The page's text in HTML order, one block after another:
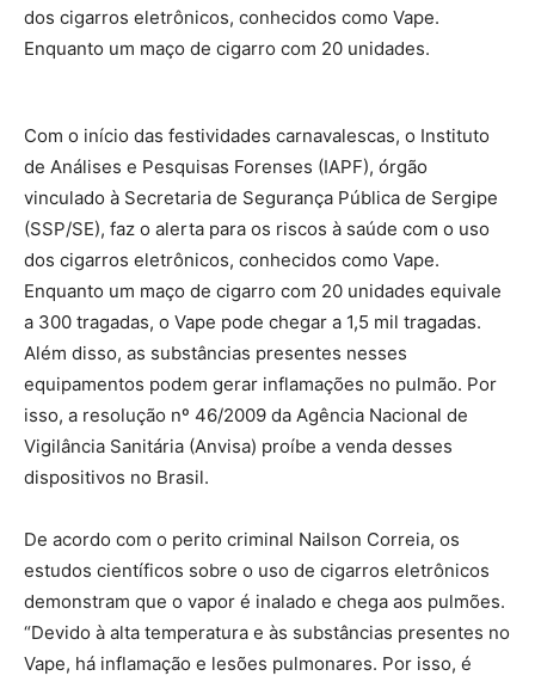
dos cigarros eletrônicos, conhecidos como Vape.
Enquanto um maço de cigarro com 20 unidades.
Com o início das festividades carnavalescas, o Instituto
de Análises e Pesquisas Forenses (IAPF), órgão
vinculado à Secretaria de Segurança Pública de Sergipe
(SSP/SE), faz o alerta para os riscos à saúde com o uso
dos cigarros eletrônicos, conhecidos como Vape.
Enquanto um maço de cigarro com 20 unidades equivale
a 300 tragadas, o Vape pode chegar a 1,5 mil tragadas.
Além disso, as substâncias presentes nesses
equipamentos podem gerar inflamações no pulmão. Por
isso, a resolução nº 46/2009 da Agência Nacional de
Vigilância Sanitária (Anvisa) proíbe a venda desses
dispositivos no Brasil.
De acordo com o perito criminal Nailson Correia, os
estudos científicos sobre o uso de cigarros eletrônicos
demonstram que o vapor é inalado e chega aos pulmões.
“Devido à alta temperatura e às substâncias presentes no
Vape, há inflamação e lesões pulmonares. Por isso, é